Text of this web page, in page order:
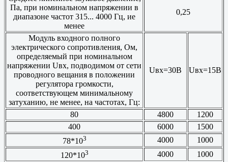
Па, при номинальном напряжении в
диапазоне частот 315... 4000 Гц, ие
менее
0,25
Модуль входного полного
электрического сопротивления, Ом,
определяемый при номинальном
напряжении Uвх, подводимом от сети
проводного вещания в положении
регулятора громкости,
соответствующем минимальному
затуханию, не менее, на частотах, Гц:
Uвх=30В Uвх=15В
80 4800
1200
400
6000
1500
78*103 4000
1000
120*103 4000
1000